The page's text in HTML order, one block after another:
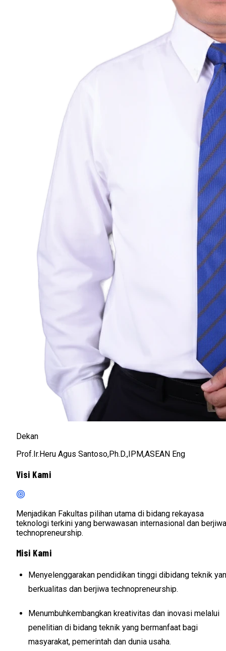
Dekan
Prof.Ir.Heru Agus Santoso,Ph.D.,IPM,ASEAN Eng
Visi Kami
Menjadikan Fakultas pilihan utama di bidang rekayasa
teknologi terkini yang berwawasan internasional dan berjiwa
technopreneurship.
Misi Kami
Menyelenggarakan pendidikan tinggi dibidang teknik
berkualitas dan berjiwa technopreneurship.
Menumbuhkembangkan kreativitas dan inovasi melalui
penelitian di bidang teknik yang bermanfaat bagi
masyarakat, pemerintah dan dunia usaha.